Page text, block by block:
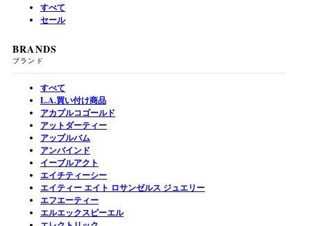
すべて
セール
BRANDS
ブランド
すべて
L.A.買い付け商品
アカプルコゴールド
アットダーティー
アップルバム
アンバインド
イーブルアクト
エイチティーシー
エイティー エイト ロサンゼルス ジュエリー
エフエーティー
エルエックスピーエル